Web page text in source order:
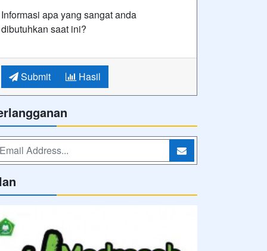
Informasi apa yang sangat anda
dibutuhkan saat ini?
Submit Hasil